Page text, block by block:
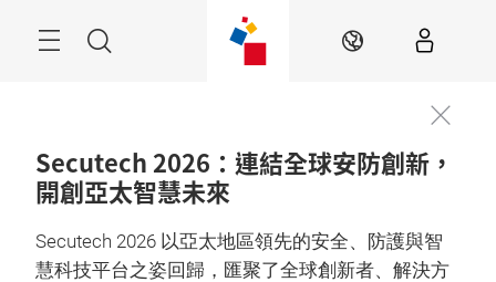
目
ZH
Secutech 2026：連結全球安防創新，
開創亞太智慧未來
Secutech 2026 以亞太地區領先的安全、防護與智
慧科技平台之姿回歸，匯聚了全球創新者、解決方